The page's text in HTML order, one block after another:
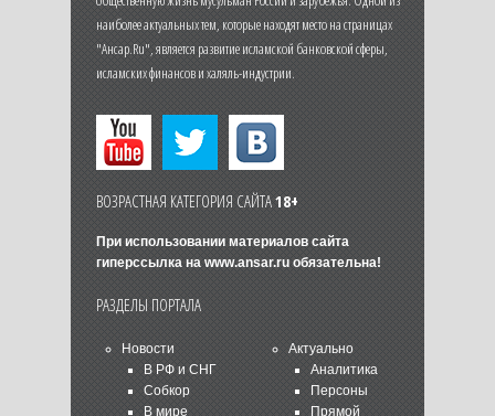
наиболее актуальных тем, которые находят место на страницах
"Ансар.Ru", является развитие исламской банковской сферы,
исламских финансов и халяль-индустрии.
ВОЗРАСТНАЯ КАТЕГОРИЯ САЙТА18+
При использовании материалов сайта
гиперссылка на www.ansar.ruобязательна!
РАЗДЕЛЫ ПОРТАЛА
Новости
В РФ и СНГ
Собкор
В мире
Актуально
Аналитика
Персоны
Прямой